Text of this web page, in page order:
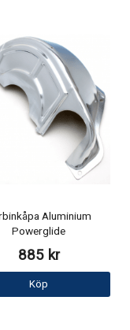
Aluminium
Powerglide
885 kr
Köp